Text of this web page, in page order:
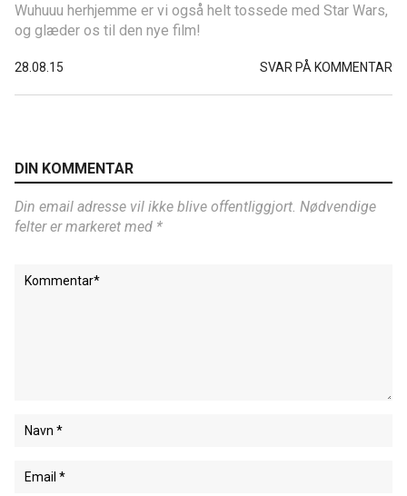
Wuhuuu herhjemme er vi også helt tossede med Star Wars,
og glæder os til den nye film!
28.08.15 SVAR PÅ KOMMENTAR
DIN KOMMENTAR
Din email adresse vil ikke blive offentliggjort. Nødvendige
felter er markeret med *